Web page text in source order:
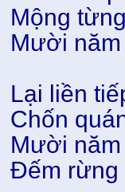
Mộng
Mười
Lại liền
Chốn
Mười
Đếm rừng